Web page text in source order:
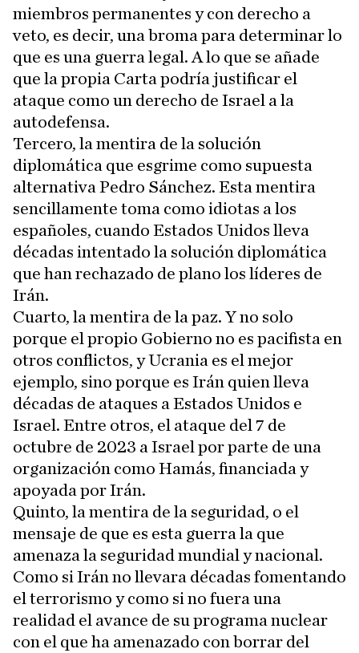
miembros permanentes y con derecho a
veto, es decir, una broma para determinar lo
que es una guerra legal. A lo que se añade
que la propia Carta podría justificar el
ataque como un derecho de Israel a la
autodefensa.
Tercero, la mentira de la solución
diplomática que esgrime como supuesta
alternativa Pedro Sánchez. Esta mentira
sencillamente toma como idiotas a los
españoles, cuando Estados Unidos lleva
décadas intentado la solución diplomática
que han rechazado de plano los líderes de
Irán.
Cuarto, la mentira de la paz. Y no solo
porque el propio Gobierno no es pacifista en
otros conflictos, y Ucrania es el mejor
ejemplo, sino porque es Irán quien lleva
décadas de ataques a Estados Unidos e
Israel. Entre otros, el ataque del 7 de
octubre de 2023 a Israel por parte de una
organización como Hamás, financiada y
apoyada por Irán.
Quinto, la mentira de la seguridad, o el
mensaje de que es esta guerra la que
amenaza la seguridad mundial y nacional.
Como si Irán no llevara décadas fomentando
el terrorismo y como si no fuera una
realidad el avance de su programa nuclear
con el que ha amenazado con borrar del